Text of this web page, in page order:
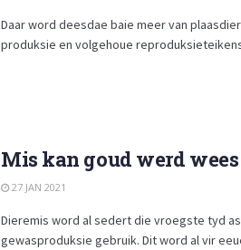
Daar word deesdae baie meer van
produksie en volgehoue
Mis kan goud werd wees
27 JAN 2021
Dieremis word al sedert die vroegste tyd
gewasproduksie gebruik. Dit word al vir